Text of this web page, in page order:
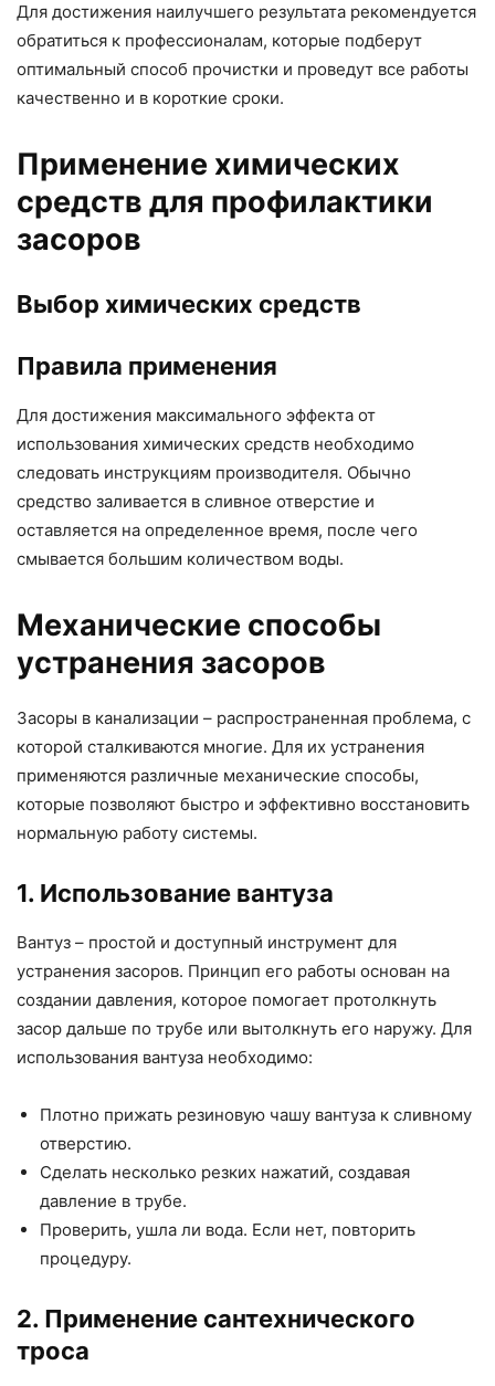
Для достижения наилучшего результата рекомендуется
обратиться к профессионалам, которые подберут
оптимальный способ прочистки и проведут все работы
качественно и в короткие сроки.
Применение химических
средств для профилактики
засоров
Выбор химических средств
Правила применения
Для достижения максимального эффекта от
использования химических средств необходимо
следовать инструкциям производителя. Обычно
средство заливается в сливное отверстие и
оставляется на определенное время, после чего
смывается большим количеством воды.
Механические способы
устранения засоров
Засоры в канализации – распространенная проблема, с
которой сталкиваются многие. Для их устранения
применяются различные механические способы,
которые позволяют быстро и эффективно восстановить
нормальную работу системы.
1. Использование вантуза
Вантуз – простой и доступный инструмент для
устранения засоров. Принцип его работы основан на
создании давления, которое помогает протолкнуть
засор дальше по трубе или вытолкнуть его наружу. Для
использования вантуза необходимо:
Плотно прижать резиновую чашу вантуза к сливному
отверстию.
Сделать несколько резких нажатий, создавая
давление в трубе.
Проверить, ушла ли вода. Если нет, повторить
процедуру.
2. Применение сантехнического
троса